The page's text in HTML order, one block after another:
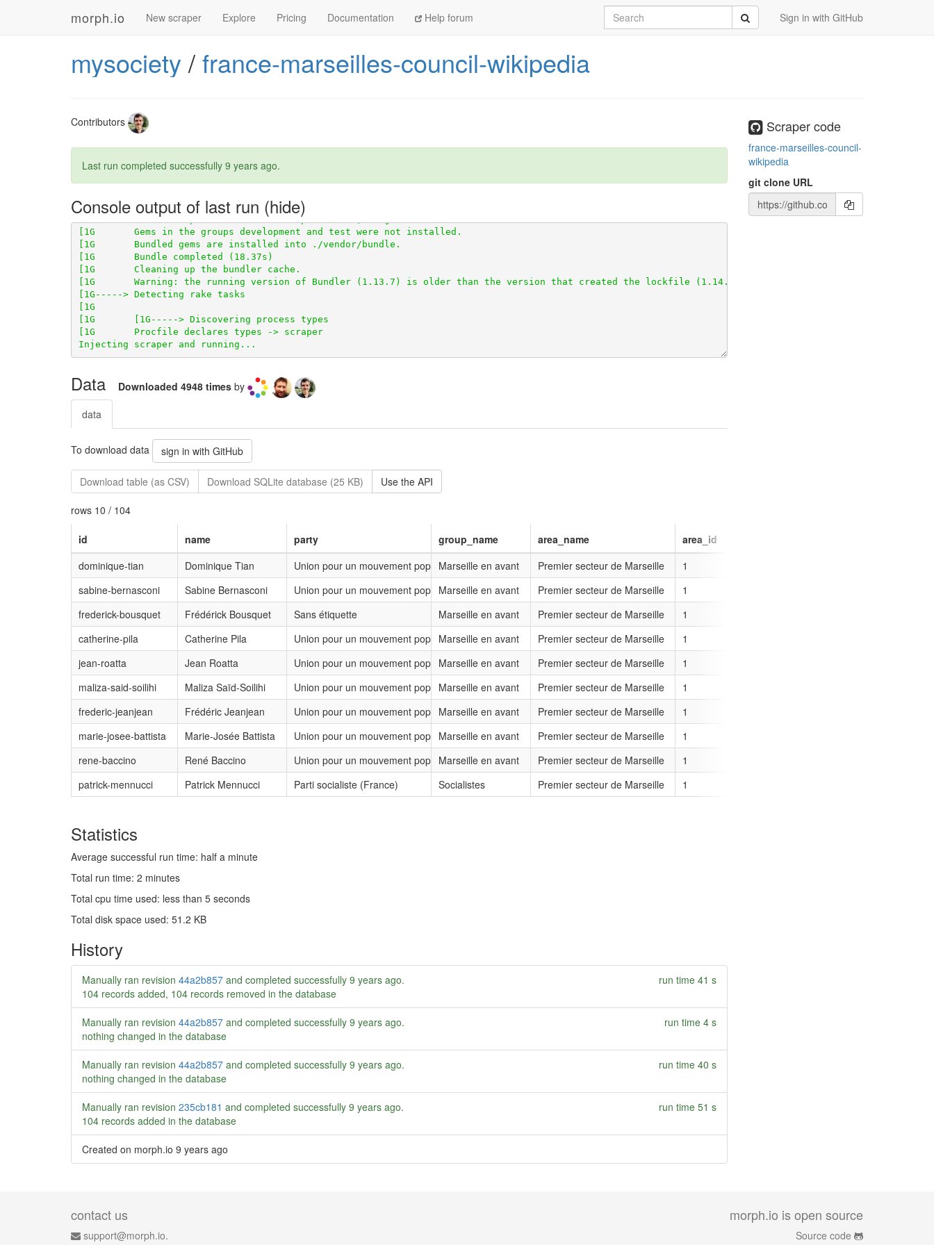
morph.io New scraper Explore Pricing Documentation Help forum Sign in with GitHub
Search Submit
mysociety /france-marseilles-council-wikipedia
Contributors
Last run completed successfully 9 years ago.
Console output of last run
[1G       Installing sqlite_magic 0.0.6
[1G       Using scraped 0.4.0 from https://github.com/everypolitician/scraped.git
[1G       Bundle complete! 10 Gemfile dependencies, 18 gems now installed.
[1G       Gems in the groups development and test were not installed.
[1G       Bundle completed (18.37s)
[1G       Procfile declares types -> scraper
Data Downloaded 4948 times by
data
To download data sign in with GitHub
Download table (as CSV) Download SQLite database (25 KB) Use the API
rows 10 / 104
id name party group_name area_name
area_id
dominique-tian
Dominique Tian Union pour un mouvement populaireMarseille en avant Premier secteur de Marseille
1
sabine-bernasconi
Sabine Bernasconi Union pour un mouvement populaireMarseille en avant Premier secteur de Marseille
1
frederick-bousquet
Frédérick Bousquet Sans étiquette Marseille en avant Premier secteur de Marseille
1
catherine-pila
Catherine Pila Union pour un mouvement populaireMarseille en avant Premier secteur de Marseille
1
jean-roatta
Jean Roatta Union pour un mouvement populaireMarseille en avant Premier secteur de Marseille
1
maliza-said-soilihi
Maliza Saïd-Soilihi Union pour un mouvement populaireMarseille en avant Premier secteur de Marseille
1
frederic-jeanjean
Frédéric Jeanjean Union pour un mouvement populaireMarseille en avant Premier secteur de Marseille
1
marie-josee-battista
Marie-Josée Battista Union pour un mouvement populaireMarseille en avant Premier secteur de Marseille
1
rene-baccino
René Baccino Union pour un mouvement populaireMarseille en avant Premier secteur de Marseille
1
patrick-mennucci
Patrick Mennucci Parti socialiste (France) Socialistes Premier secteur de Marseille 1
Statistics
Average successful run time: half a minute
Total run time: 2 minutes
Total cpu time used: less than 5 seconds
Total disk space used: 51.2 KB
History
Manually ran revision 44a2b857 and completed successfully 9 years ago.
run time 41 s
104 records added, 104 records removed in the database
Manually ran revision 44a2b857 and completed successfully 9 years ago.
run time 4 s
nothing changed in the database
Manually ran revision 44a2b857 and completed successfully 9 years ago.
run time 40 s
nothing changed in the database
Manually ran revision 235cb181 and completed successfully 9 years ago.
run time 51 s
104 records added in the database
Created on morph.io 9 years ago
Scraper code
france-marseilles-council-
wikipedia
git clone URL
contact us
support@morph.io.
morph.io is open source
Source code